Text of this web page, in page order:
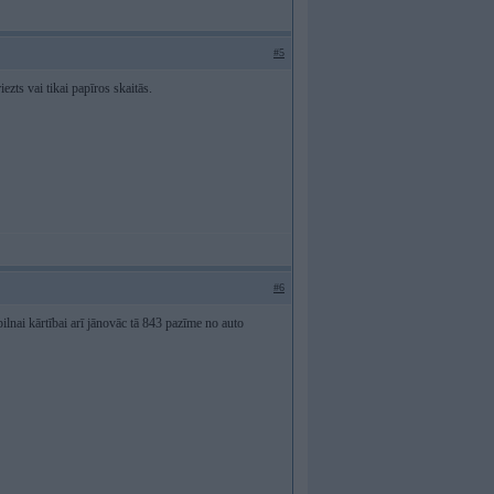
#5
vai tikai papīros skaitās.
#6
kārtībai arī jānovāc tā 843 pazīme no auto